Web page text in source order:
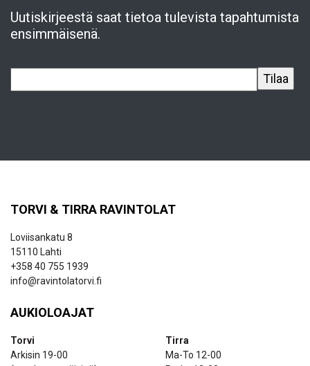
Uutiskirjeestä saat tietoa tulevista tapahtumista
ensimmäisenä.
TORVI & TIRRA RAVINTOLAT
Loviisankatu 8
15110 Lahti
+358 40 755 1939
info@ravintolatorvi.fi
AUKIOLOAJAT
Torvi
Arkisin 19-00
Tirra
Ma-To 12-00